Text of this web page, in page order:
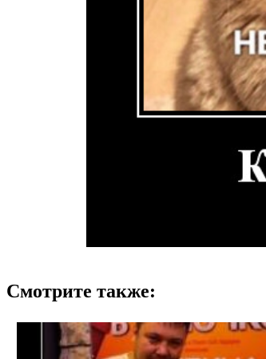
Смотрите также: